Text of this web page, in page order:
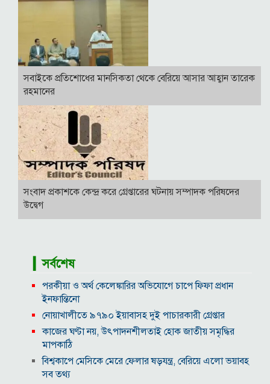
সবাইকে প্রতিশোধের মানসিকতা থেকে বেরিয়ে আসার আহ্বান তারেক
রহমানের
সংবাদ প্রকাশকে কেন্দ্র করে গ্রেপ্তারের ঘটনায় সম্পাদক পরিষদের
উদ্বেগ
▎সর্বশেষ
পরকীয়া ও অর্থ কেলেঙ্কারির অভিযোগে চাপে ফিফা প্রধান
ইনফান্তিনো
নোয়াখালীতে ৯৭৯০ ইয়াবাসহ দুই পাচারকারী গ্রেপ্তার
কাজের ঘণ্টা নয়, উৎপাদনশীলতাই হোক জাতীয় সমৃদ্ধির
মাপকাঠি
বিশ্বকাপে মেসিকে মেরে ফেলার ষড়যন্ত্র, বেরিয়ে এলো ভয়াবহ
সব তথ্য